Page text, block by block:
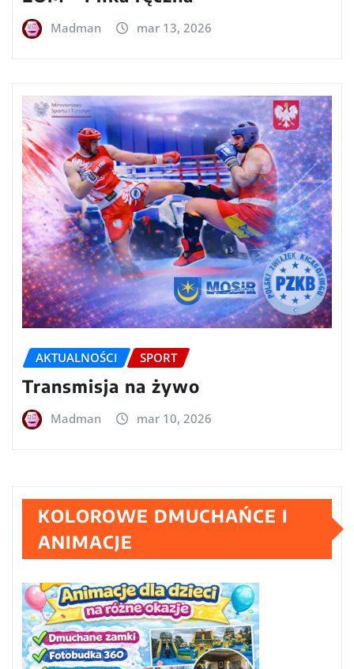
Madman mar 13, 2026
AKTUALNOŚCI SPORT
Transmisja na żywo
Madman mar 10, 2026
KOLOROWE DMUCHAŃCE I
ANIMACJE